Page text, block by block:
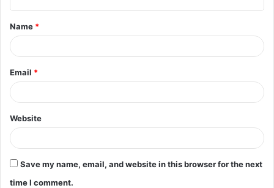
t
*
Name *
Email *
Website
Save my name, email, and website in this browser for the next
time I comment.